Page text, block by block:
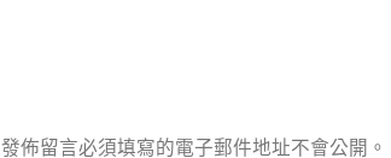
發佈留言必須填寫的電子郵件地址不會公開。